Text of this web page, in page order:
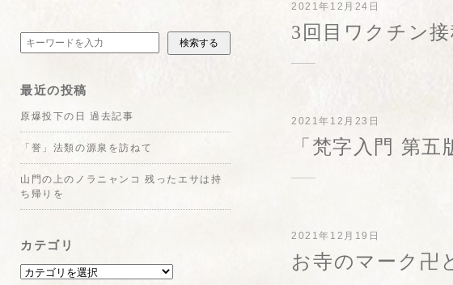
検索する
最近の投稿
原爆投下の日 過去記事
「誉」法類の源泉を訪ねて
山門の上のノラニャンコ 残ったエサは持
ち帰りを
カテゴリ
2021年12月24日
3回目ワクチン
2021年12月23日
「梵字入門 第
2021年12月19日
お寺のマーク卍